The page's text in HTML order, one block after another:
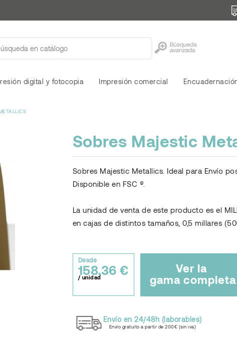
digital y fotocopia Impresión comercial
Sobres Majestic
Sobres Majestic Metallics. Ideal para Envío
Disponible en FSC ®.
La unidad de venta de este producto es el
en cajas de distintos tamaños, 0,5 millares
Desde
158,36 €
/ unidad
Ver la
gama completa
Envío en 24/48h (laborables)
Envío gratuito a partir de 200€ (sin iva)